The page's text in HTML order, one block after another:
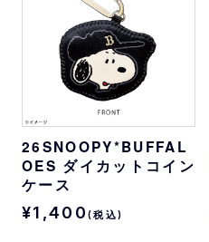
26SNOOPY*BUFFAL
OES ダイカットコイン
ケース
¥1,400 (税込)